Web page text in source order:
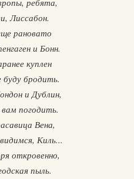
ребята,
Лиссабон.
рановато
и Бонн.
куплен
буду бродить.
и Дублин,
погодить.
Вена,
Киль...
откровенно,
пыль.